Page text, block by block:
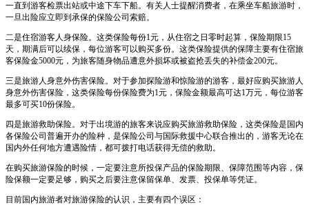
一直到游客检票出站或中途下车下船。有关人士提醒消费者，在乘坐车船旅游时，
一旦出险应立即到承保的保险公司索赔。
二是住宿游客人身保险。这类保险每份1元，从住宿之日零时起算，保险期限15
天，期满后可以续保，每位游客可以购买多份。这类保险提供的保障主要有住宿旅
客保险金5000元，为旅客随身物品遭意外损坏或被盗抢丢失的补偿金200元。
三是旅游人身意外伤害保险。对于参加探险游和惊险游的游客，最好应购买旅游人
身意外伤害保险，这类保险每份保险费为1元，保险金额最高可达1万元，每位游客
最多可买10份保险。
四是旅游救助保险。对于出境游的旅客来说应购买旅游救助保险，这类保险是国内
各保险公司普遍开办的险种，是保险公司与国际救援中心联合推出的，游客无论在
国内外任何地方遭遇险情，都可拨打电话获得无偿的救助。
在购买旅游保险的时候，一定要注意所投保产品的保险期限、保障范围等内容，保
险保额一定要足够，购买之后要注意保留保单、发票、投保单等凭证。
目前国内旅游者对旅游保险的认识，主要有四个误区：